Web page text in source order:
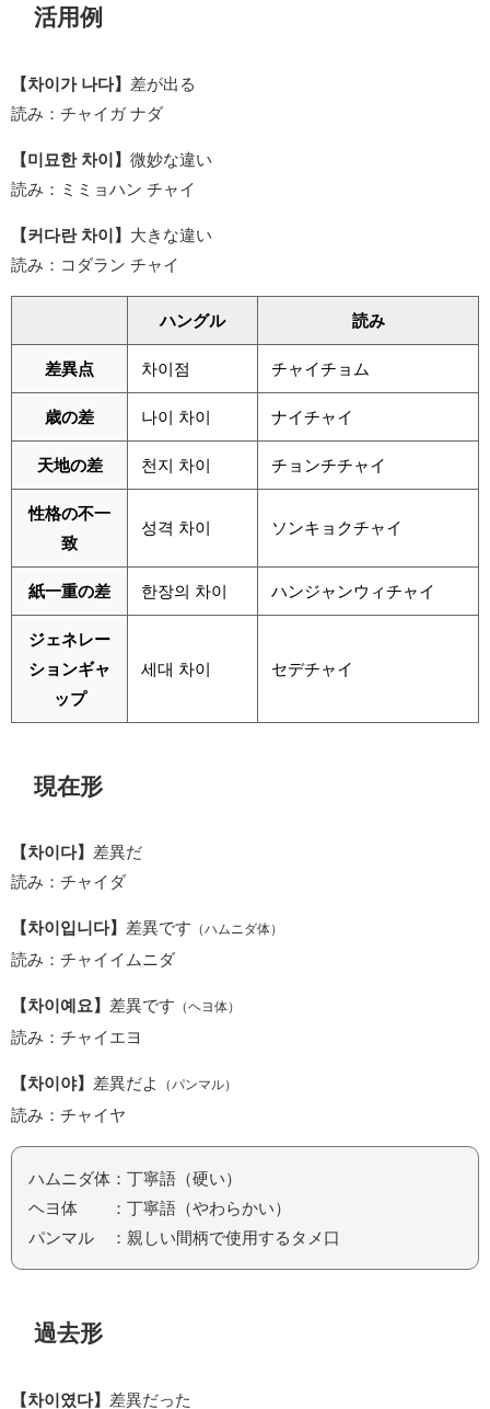
活用例
【차이가 나다】 差が出る
読み：チャイガ ナダ
【미묘한 차이】 微妙な違い
読み：ミミョハン チャイ
【커다란 차이】 大きな違い
読み：コダラン チャイ
ハングル 読み
差異点 차이점 チャイチョム
歳の差 나이 차이 ナイチャイ
天地の差 천지 차이 チョンチチャイ
性格の不一
致
성격 차이 ソンキョクチャイ
紙一重の差 한장의 차이 ハンジャンウィチャイ
ジェネレー
ションギャ
ップ
세대 차이 セデチャイ
現在形
【차이다】 差異だ
読み：チャイダ
【차이입니다】 差異です （ハムニダ体）
読み：チャイイムニダ
【차이예요】 差異です （ヘヨ体）
読み：チャイエヨ
【차이야】 差異だよ （パンマル）
読み：チャイヤ
ハムニダ体：丁寧語（硬い）
ヘヨ体 ：丁寧語（やわらかい）
パンマル ：親しい間柄で使用するタメ口
過去形
【차이였다】 差異だった